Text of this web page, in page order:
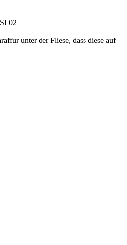
02
unter der Fliese, dass diese auf